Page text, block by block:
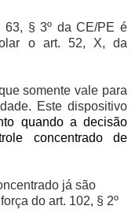
63, § 3º da CE/PE é
o art. 52, X, da
somente vale para
Este dispositivo
quando a decisão
concentrado de
já são
do art. 102, § 2º